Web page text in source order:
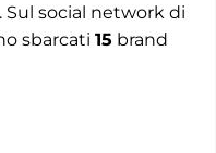
social network di
sbarcati 15 brand